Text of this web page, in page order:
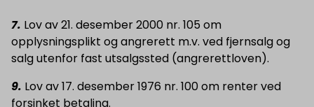
7. Lov av 21. desember 2000 nr. 105 om
opplysningsplikt og angrerett m.v. ved fjernsalg og
salg utenfor fast utsalgssted (angrerettloven).
9. Lov av 17. desember 1976 nr. 100 om renter ved
forsinket betaling.